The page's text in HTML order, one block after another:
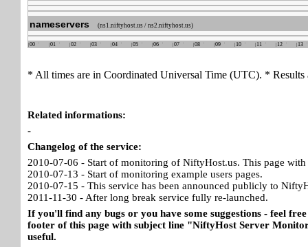
nameservers (ns1.niftyhost.us / ns2.niftyhost.us)
00 01 02 03 04 05 06 07 08 09 10 11 12 13
* All times are in Coordinated Universal Time (UTC). * Results
Related informations:
-
Changelog of the service:
2010-07-06 - Start of monitoring of NiftyHost.us. This page
2010-07-13 - Start of monitoring example users pages.
2010-07-15 - This service has been announced publicly to
2011-11-30 - After long break service fully re-launched.
If you'll find any bugs or you have some suggestions - feel
footer of this page with subject line "NiftyHost Server
useful.